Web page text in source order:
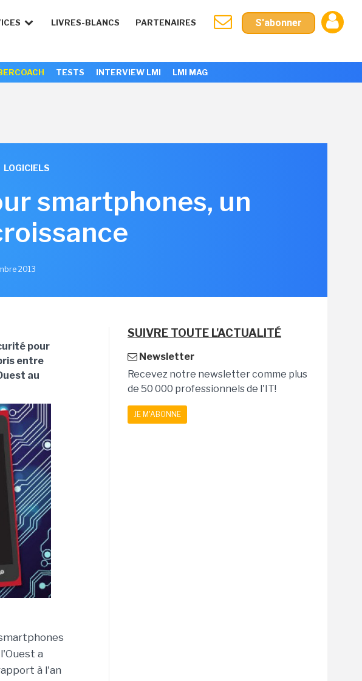
LIVRES-BLANCS PARTENAIRES S'abonner
TESTS INTERVIEW LMI LMI MAG
LOGICIELS
smartphones, un
2013
pour
entre
au
a
à l'an
SUIVRE TOUTE L'ACTUALITÉ
Newsletter
Recevez notre newsletter comme plus
de 50 000 professionnels de l'IT!
JE M'ABONNE